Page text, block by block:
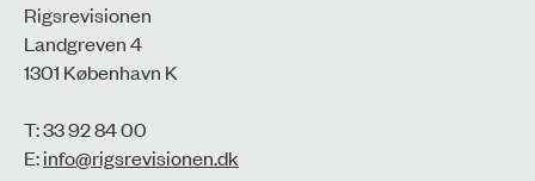
Rigsrevisionen
Landgreven 4
1301 København K
T: 33 92 84 00
E:info@rigsrevisionen.dk